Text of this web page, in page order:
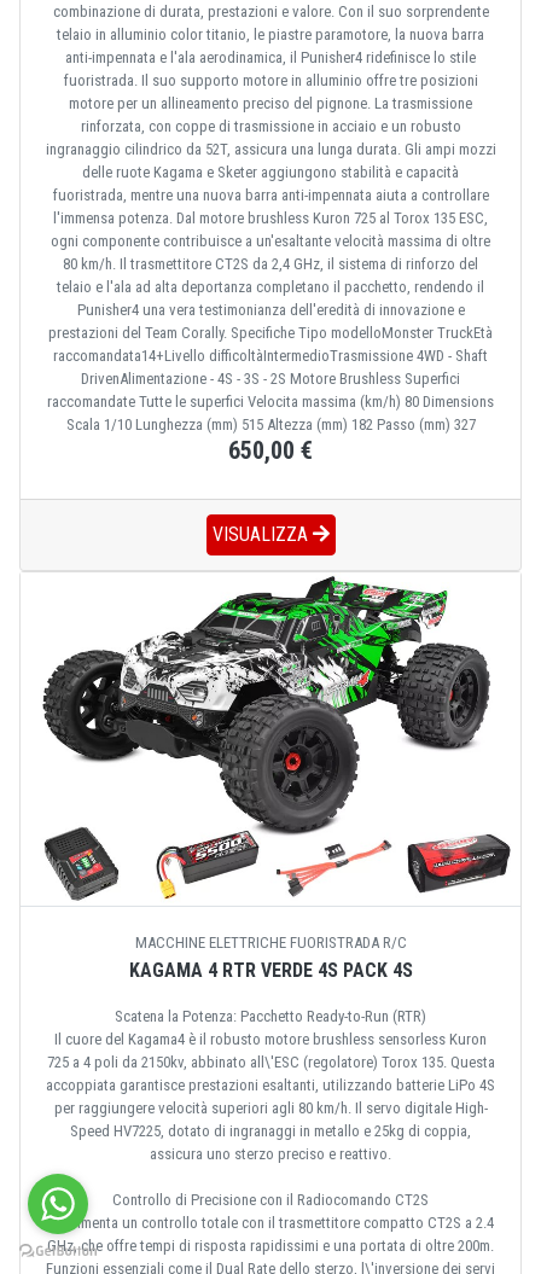
combinazione di durata, prestazioni e valore. Con il suo sorprendente
telaio in alluminio color titanio, le piastre paramotore, la nuova barra
anti-impennata e l'ala aerodinamica, il Punisher4 ridefinisce lo stile
fuoristrada. Il suo supporto motore in alluminio offre tre posizioni
motore per un allineamento preciso del pignone. La trasmissione
rinforzata, con coppe di trasmissione in acciaio e un robusto
ingranaggio cilindrico da 52T, assicura una lunga durata. Gli ampi mozzi
delle ruote Kagama e Sketer aggiungono stabilità e capacità
fuoristrada, mentre una nuova barra anti-impennata aiuta a controllare
l'immensa potenza. Dal motore brushless Kuron 725 al Torox 135 ESC,
ogni componente contribuisce a un'esaltante velocità massima di oltre
80 km/h. Il trasmettitore CT2S da 2,4 GHz, il sistema di rinforzo del
telaio e l'ala ad alta deportanza completano il pacchetto, rendendo il
Punisher4 una vera testimonianza dell'eredità di innovazione e
prestazioni del Team Corally. Specifiche Tipo modelloMonster TruckEtà
raccomandata14+Livello difficoltàIntermedioTrasmissione 4WD - Shaft
DrivenAlimentazione - 4S - 3S - 2S Motore Brushless Superfici
raccomandate Tutte le superfici Velocita massima (km/h) 80 Dimensions
Scala 1/10 Lunghezza (mm) 515 Altezza (mm) 182 Passo (mm) 327
650,00 €
VISUALIZZA
MACCHINE ELETTRICHE FUORISTRADA R/C
KAGAMA 4 RTR VERDE 4S PACK 4S
Scatena la Potenza: Pacchetto Ready-to-Run (RTR)
Il cuore del Kagama4 è il robusto motore brushless sensorless Kuron
725 a 4 poli da 2150kv, abbinato all\'ESC (regolatore) Torox 135. Questa
accoppiata garantisce prestazioni esaltanti, utilizzando batterie LiPo 4S
per raggiungere velocità superiori agli 80 km/h. Il servo digitale High-
Speed HV7225, dotato di ingranaggi in metallo e 25kg di coppia,
assicura uno sterzo preciso e reattivo.
Controllo di Precisione con il Radiocomando CT2S
Sperimenta un controllo totale con il trasmettitore compatto CT2S a 2.4
GHz, che offre tempi di risposta rapidissimi e una portata di oltre 200m.
Funzioni essenziali come il Dual Rate dello sterzo, l\'inversione dei servi